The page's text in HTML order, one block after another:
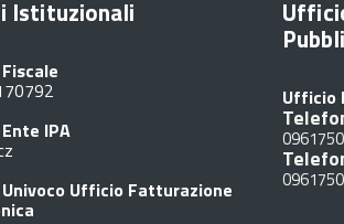
Istituzionali
IPA
Univoco Ufficio Fatturazione
Ufficio